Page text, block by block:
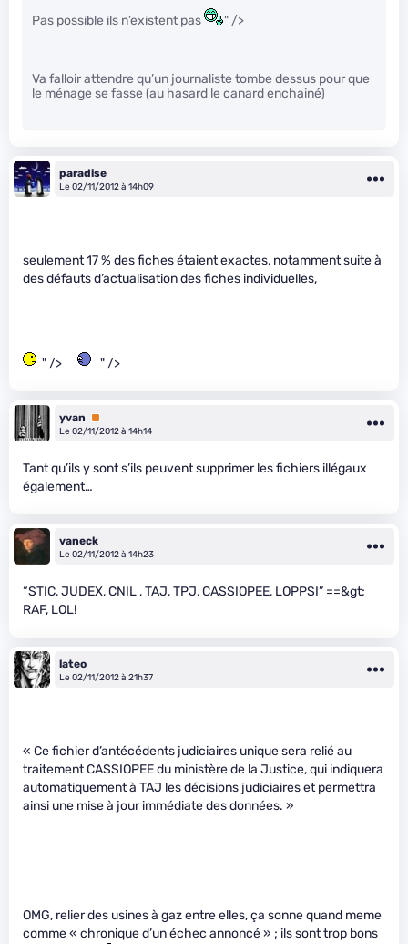
Pas possible ils n’existent pas " />
Va falloir attendre qu’un journaliste tombe dessus pour que
le ménage se fasse (au hasard le canard enchainé)
paradise
Le 02/11/2012 à 14h09
seulement 17 % des fiches étaient exactes, notamment suite à
des défauts d’actualisation des fiches individuelles,
" /> " />
yvan
Premium
Le 02/11/2012 à 14h14
Tant qu’ils y sont s’ils peuvent supprimer les fichiers illégaux
également…
vaneck
Le 02/11/2012 à 14h23
“STIC, JUDEX, CNIL , TAJ, TPJ, CASSIOPEE, LOPPSI” ==&gt;
RAF, LOL!
lateo
Le 02/11/2012 à 21h37
« Ce fichier d’antécédents judiciaires unique sera relié au
traitement CASSIOPEE du ministère de la Justice, qui indiquera
automatiquement à TAJ les décisions judiciaires et permettra
ainsi une mise à jour immédiate des données. »
OMG, relier des usines à gaz entre elles, ça sonne quand meme
comme « chronique d’un échec annoncé » ; ils sont trop bons